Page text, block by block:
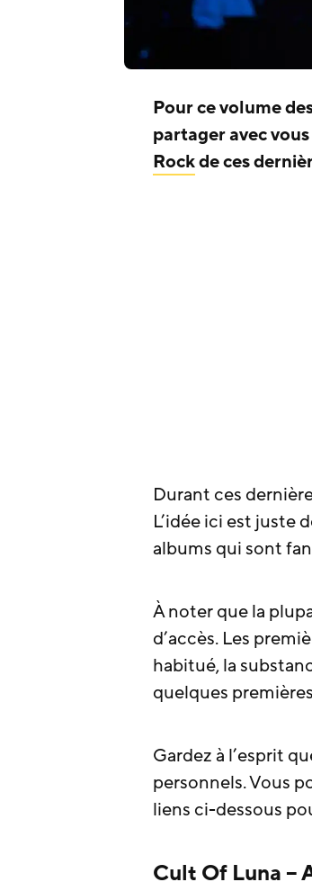
Pour ce volume
partager avec
Rockde ces
Durant ces
L’idée ici est juste
albums qui sont
À noter que la
d’accès. Les
habitué, la
quelques
Gardez à l’esprit
personnels. Vous
liens ci-dessous
Cult Of Luna –